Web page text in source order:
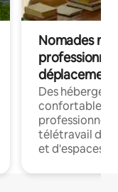
Nomades
déplacement
Des
confortables
professionnels
télétravail
et d'espaces